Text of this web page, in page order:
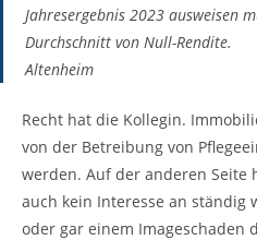
Jahresergebnis 2023 ausweisen
Durchschnitt von Null-Rendite.
Altenheim
Recht hat die Kollegin.
von der Betreibung von
werden. Auf der anderen
auch kein Interesse an ständig
oder gar einem Imageschaden